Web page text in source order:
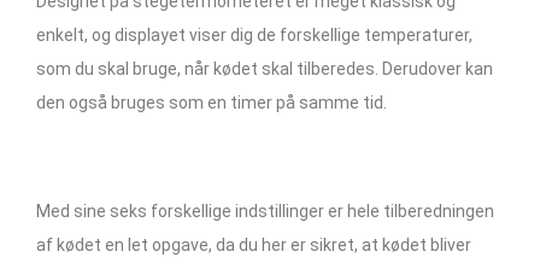
enkelt, og displayet viser dig de forskellige temperaturer,
som du skal bruge, når kødet skal tilberedes. Derudover kan
den også bruges som en timer på samme tid.
Med sine seks forskellige indstillinger er hele tilberedningen
af kødet en let opgave, da du her er sikret, at kødet bliver